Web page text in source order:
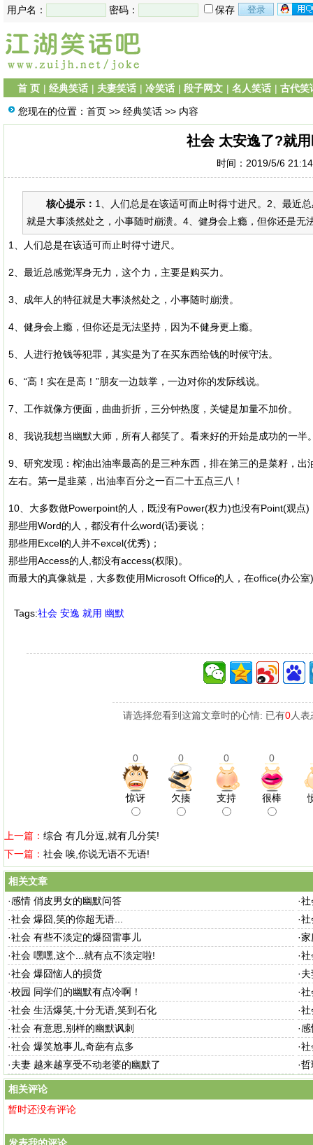
用户名： 密码： 保存
首 页 | 经典笑话 | 夫妻笑话 | 冷笑话 | 段子网文 | 名人笑话 | 古代笑
您现在的位置： 首页 >> 经典笑话 >> 内容
社会 太安逸了?就
时间：2019/5/6
核心提示： 1、人们总是在该适可而止时得寸进尺。2、最近
就是大事淡然处之，小事随时崩溃。4、健身会上瘾，但你还是
1、人们总是在该适可而止时得寸进尺。
2、最近总感觉浑身无力，这个力，主要是购买力。
3、成年人的特征就是大事淡然处之，小事随时崩溃。
4、健身会上瘾，但你还是无法坚持，因为不健身更上瘾。
5、人进行抢钱等犯罪，其实是为了在买东西给钱的时候守法。
6、“高！实在是高！”朋友一边鼓掌，一边对你的发际线说。
7、工作就像方便面，曲曲折折，三分钟热度，关键是加量不加价。
8、我说我想当幽默大师，所有人都笑了。看来好的开始是成功的一半
9、研究发现：榨油出油率最高的是三种东西，排在第三的是菜籽，
左右。第一是韭菜，出油率百分之一百二十五点三八！
10、大多数做Powerpoint的人，既没有Power(权力)也没有Point(观点)
那些用Word的人，都没有什么word(话)要说；
那些用Excel的人并不excel(优秀)；
那些用Access的人,都没有access(权限)。
而最大的真像就是，大多数使用Microsoft Office的人，在office(办公
Tags:社会 安逸 就用 幽默
请选择您看到这篇文章时的心情: 已有0人
0 0 0 0
惊讶 欠揍 支持 很棒
上一篇： 综合 有几分逗,就有几分笑!
下一篇： 社会 唉,你说无语不无语!
相关文章
·感情 俏皮男女的幽默问答 ·社
·社会 爆囧,笑的你超无语... ·社
·社会 有些不淡定的爆囧雷事儿 ·家
·社会 嘿嘿,这个...就有点不淡定啦! ·社
·社会 爆囧恼人的损货 ·
·校园 同学们的幽默有点冷啊！ ·社
·社会 生活爆笑,十分无语,笑到石化 ·社
·社会 有意思,别样的幽默讽刺 ·感
·社会 爆笑尬事儿,奇葩有点多 ·社
·夫妻 越来越享受不动老婆的幽默了 ·哲
相关评论
暂时还没有评论